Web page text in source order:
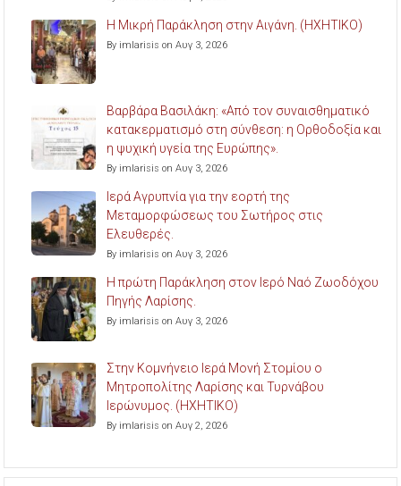
Η Μικρή Παράκληση στην Αιγάνη. (ΗΧΗΤΙΚΟ)
By imlarisis on Αυγ 3, 2026
Βαρβάρα Βασιλάκη: «Από τον συναισθηματικό
κατακερματισμό στη σύνθεση: η Ορθοδοξία και
η ψυχική υγεία της Ευρώπης».
By imlarisis on Αυγ 3, 2026
Ιερά Αγρυπνία για την εορτή της
Μεταμορφώσεως του Σωτήρος στις
Ελευθερές.
By imlarisis on Αυγ 3, 2026
Η πρώτη Παράκληση στον Ιερό Ναό Ζωοδόχου
Πηγής Λαρίσης.
By imlarisis on Αυγ 3, 2026
Στην Κομνήνειο Ιερά Μονή Στομίου ο
Μητροπολίτης Λαρίσης και Τυρνάβου
Ιερώνυμος. (ΗΧΗΤΙΚΟ)
By imlarisis on Αυγ 2, 2026